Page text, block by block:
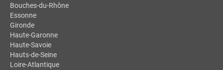
Bouches-du-Rhône
Essonne
Gironde
Haute-Garonne
Haute-Savoie
Hauts-de-Seine
Loire-Atlantique